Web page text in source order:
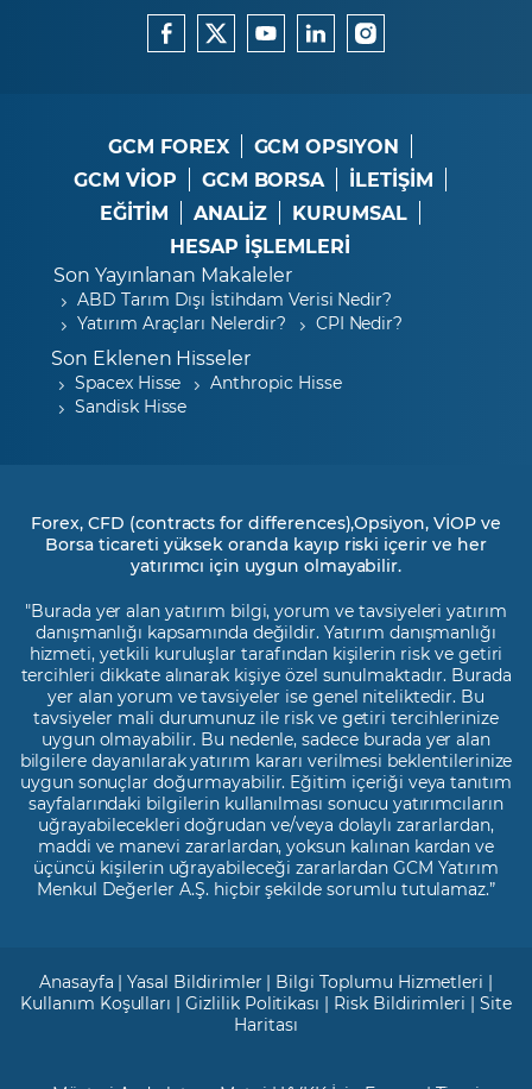
GCM FOREX
GCM OPSIYON
GCM VİOP
GCM BORSA
İLETİŞİM
EĞİTİM
ANALİZ
KURUMSAL
HESAP İŞLEMLERİ
Son Yayınlanan Makaleler
ABD Tarım Dışı İstihdam Verisi Nedir?
Yatırım Araçları Nelerdir?
CPI Nedir?
Son Eklenen Hisseler
Spacex Hisse
Anthropic Hisse
Sandisk Hisse
Forex, CFD (contracts for differences),Opsiyon, VİOP ve
Borsa ticareti yüksek oranda kayıp riski içerir ve her
yatırımcı için uygun olmayabilir.
"Burada yer alan yatırım bilgi, yorum ve tavsiyeleri yatırım
danışmanlığı kapsamında değildir. Yatırım danışmanlığı
hizmeti, yetkili kuruluşlar tarafından kişilerin risk ve getiri
tercihleri dikkate alınarak kişiye özel sunulmaktadır. Burada
yer alan yorum ve tavsiyeler ise genel niteliktedir. Bu
tavsiyeler mali durumunuz ile risk ve getiri tercihlerinize
uygun olmayabilir. Bu nedenle, sadece burada yer alan
bilgilere dayanılarak yatırım kararı verilmesi beklentilerinize
uygun sonuçlar doğurmayabilir. Eğitim içeriği veya tanıtım
sayfalarındaki bilgilerin kullanılması sonucu yatırımcıların
uğrayabilecekleri doğrudan ve/veya dolaylı zararlardan,
maddi ve manevi zararlardan, yoksun kalınan kardan ve
üçüncü kişilerin uğrayabileceği zararlardan GCM Yatırım
Menkul Değerler A.Ş. hiçbir şekilde sorumlu tutulamaz.”
Anasayfa |Yasal Bildirimler | Bilgi Toplumu Hizmetleri |
Kullanım Koşulları |Gizlilik Politikası | Risk Bildirimleri |Site
Haritası